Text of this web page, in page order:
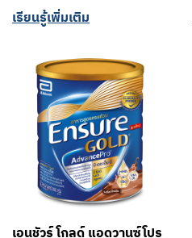
เรียนรู้เพิ่มเติม
เอนชัวร์ โกลด์ แอดวานซ์โปร